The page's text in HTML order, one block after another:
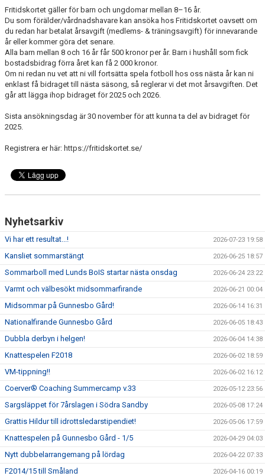
MEDLEMSKAP
KLUBBSHOP
TILL FÖRÄLDRAR
KONTAKT
SPONSORER
Fritidskortet gäller för barn och ungdomar mellan 8–16 år.
Du som förälder/vårdnadshavare kan ansöka hos Fritidskortet oavsett om
du redan har betalat årsavgift (medlems- & träningsavgift) för innevarande
år eller kommer göra det senare.
Alla barn mellan 8 och 16 år får 500 kronor per år. Barn i hushåll som fick
bostadsbidrag förra året kan få 2 000 kronor.
Om ni redan nu vet att ni vill fortsätta spela fotboll hos oss nästa år kan ni
enklast få bidraget till nästa säsong, så reglerar vi det mot årsavgiften. Det
går att lägga ihop bidraget för 2025 och 2026.
Sista ansökningsdag är 30 november för att kunna ta del av bidraget för
2025.
Registrera er här: https://fritidskortet.se/
Nyhetsarkiv
Vi har ett resultat...! 2026-07-23 19:58
Kansliet sommarstängt 2026-06-25 18:57
Sommarboll med Lunds BoIS startar nästa onsdag 2026-06-24 23:22
Varmt och välbesökt midsommarfirande 2026-06-21 00:04
Midsommar på Gunnesbo Gård! 2026-06-14 16:31
Nationalfirande Gunnesbo Gård 2026-06-05 18:43
Dubbla derbyn i helgen! 2026-06-04 14:38
Knattespelen F2018 2026-06-02 18:59
VM-tippning!! 2026-06-02 16:12
Coerver® Coaching Summercamp v.33 2026-05-12 23:56
Sargsläppet för 7årslagen i Södra Sandby 2026-05-08 17:24
Grattis Hildur till idrottsledarstipendiet! 2026-05-06 17:59
Knattespelen på Gunnesbo Gård - 1/5 2026-04-29 04:03
Nytt dubbelarrangemang på lördag 2026-04-22 07:33
F2014/15 till Småland 2026-04-16 00:19